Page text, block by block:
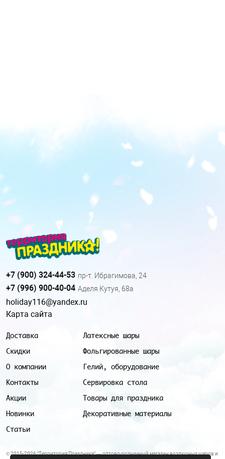
Доставка
Скидки
О компании
Контакты
Акции
Новинки
Статьи
Латексные шары
Фольгированные шары
Гелий, оборудование
Сервировка стола
Товары для праздника
Декоративные материалы
+7 (900) 324-44-53 пр-т. Ибрагимова, 24
+7 (996) 900-40-04 Аделя Кутуя, 68а
holiday116@yandex.ru
Карта сайта
© 2015-2026 "Территория Праздника" — оптово-розничный магазин воздушных шаров и